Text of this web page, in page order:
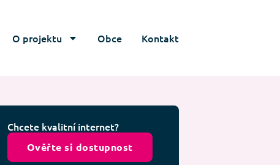
O projektu Obce Kontakt
Chcete kvalitní internet?
Ověřte si dostupnost